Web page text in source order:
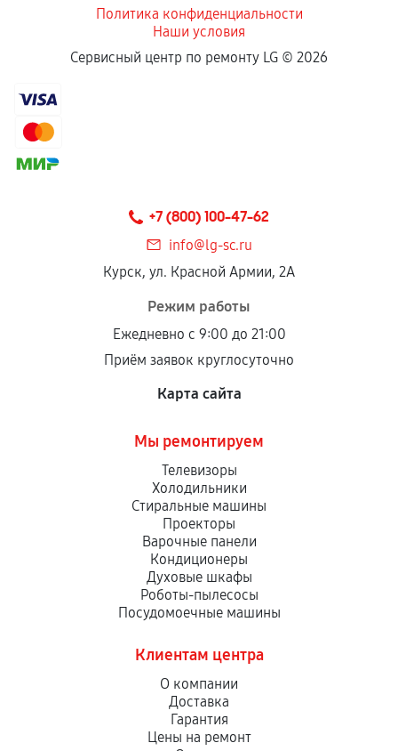
Если комплектующие куплены
сохраняться полностью или частично, если
соблюдены следующие условия:
Установка была выполнена нашим сервисным
центром.
При этом гарантия на сами комплектующие
продавца. За качество сторонних деталей
сервисный центр ответственности не несет.
Политика конфиденциальности
Наши условия
Сервисный центр по ремонту LG © 2026
+7 (800) 100-47-62
info@lg-sc.ru
Курск, ул. Красной Армии, 2А
Режим работы
Ежедневно с 9:00 до 21:00
Приём заявок круглосуточно
Карта сайта
Мы ремонтируем
Телевизоры
Холодильники
Стиральные машины
Проекторы
Варочные панели
Кондиционеры
Духовые шкафы
Роботы-пылесосы
Посудомоечные машины
Клиентам центра
О компании
Доставка
Гарантия
Цены на ремонт